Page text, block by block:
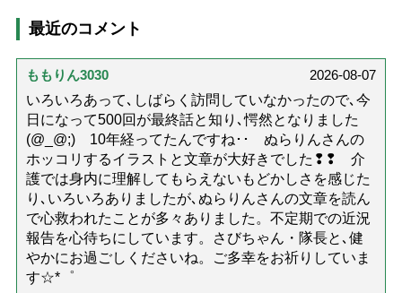
最近のコメント
ももりん3030
2026-08-07
いろいろあって､しばらく訪問していなかったので､今
日になって500回が最終話と知り､愕然となりました
(@_@;) 10年経ってたんですね･･ ぬらりんさんの
ホッコリするイラストと文章が大好きでした❢❢ 介
護では身内に理解してもらえないもどかしさを感じた
り､いろいろありましたが､ぬらりんさんの文章を読ん
で心救われたことが多々ありました。不定期での近況
報告を心待ちにしています。さびちゃん・隊長と､健
やかにお過ごしくださいね。ご多幸をお祈りしていま
す☆*゜